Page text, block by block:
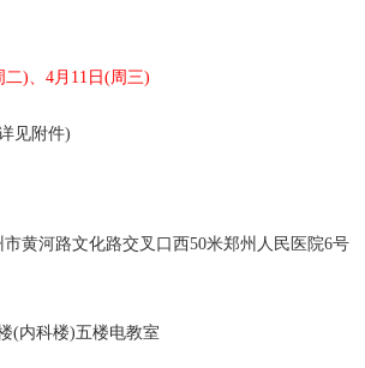
二)、4月11日(周三)
见附件)
黄河路文化路交叉口西50米郑州人民医院6号
(内科楼)五楼电教室